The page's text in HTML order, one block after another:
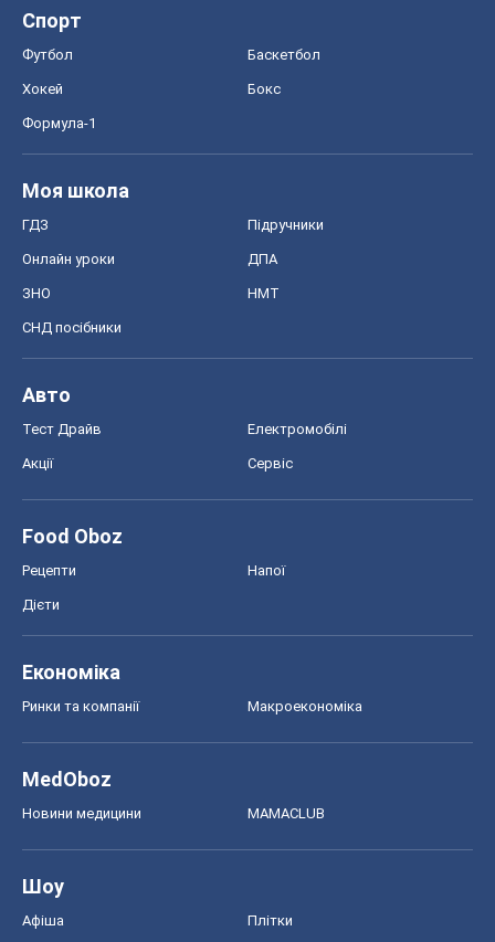
Спорт
Футбол Баскетбол
Хокей Бокс
Формула-1
Моя школа
ГДЗ Підручники
Онлайн уроки ДПА
ЗНО НМТ
СНД посібники
Авто
Тест Драйв Електромобілі
Акції Сервіс
Food Oboz
Рецепти Напої
Дієти
Економіка
Ринки та компанії Макроекономіка
MedOboz
Новини медицини MAMACLUB
Шоу
Афіша Плітки